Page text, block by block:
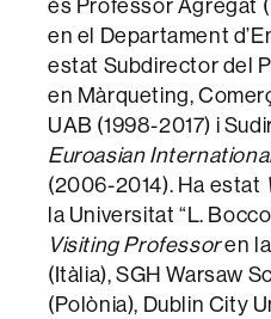
és Professor Agregat
en el Departament
estat Subdirector del
en Màrqueting,
UAB (1998-2017) i
Euroasian
(2006-2014). Ha estat
la Universitat “L.
Visiting Professoren
(Itàlia), SGH Warsaw
(Polònia), Dublin City